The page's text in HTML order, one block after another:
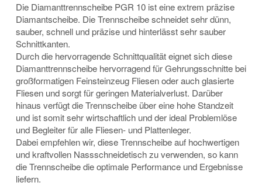
Die Diamanttrennscheibe PGR 10 ist eine extrem präzise
Diamantscheibe. Die Trennscheibe schneidet sehr dünn,
sauber, schnell und präzise und hinterlässt sehr sauber
Schnittkanten.
Durch die hervorragende Schnittqualität eignet sich diese
Diamanttrennscheibe hervorragend für Gehrungsschnitte bei
großformatigen Feinsteinzeug Fliesen oder auch glasierte
Fliesen und sorgt für geringen Materialverlust. Darüber
hinaus verfügt die Trennscheibe über eine hohe Standzeit
und ist somit sehr wirtschaftlich und der ideal Problemlöse
und Begleiter für alle Fliesen- und Plattenleger.
Dabei empfehlen wir, diese Trennscheibe auf hochwertigen
und kraftvollen Nassschneidetisch zu verwenden, so kann
die Trennscheibe die optimale Performance und Ergebnisse
liefern.